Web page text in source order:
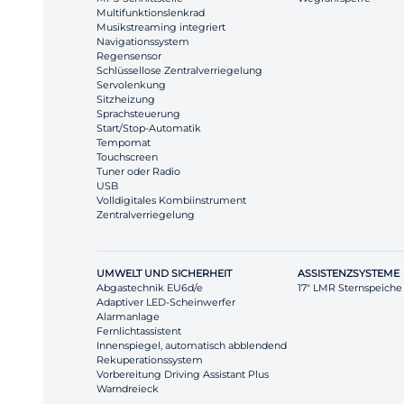
Multifunktionslenkrad
Musikstreaming integriert
Navigationssystem
Regensensor
Schlüssellose Zentralverriegelung
Servolenkung
Sitzheizung
Sprachsteuerung
Start/Stop-Automatik
Tempomat
Touchscreen
Tuner oder Radio
USB
Volldigitales Kombiinstrument
Zentralverriegelung
UMWELT UND SICHERHEIT
Abgastechnik EU6d/e
Adaptiver LED-Scheinwerfer
Alarmanlage
Fernlichtassistent
Innenspiegel, automatisch abblendend
Rekuperationssystem
Vorbereitung Driving Assistant Plus
Warndreieck
ASSISTENZSYSTEME
17" LMR